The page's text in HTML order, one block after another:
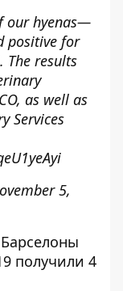
our hyenas—
positive for
The results
as well as
Services
5,
получили 4